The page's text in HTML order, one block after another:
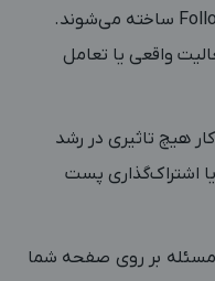
فالوور فیک یعنی حساب‌هایی که افراد واقعی نیستند و به طور مصنوعی برای بالا بردن تعداد Followers ساخته می‌شوند.
واقعی یا تعامل
هیچ تاثیری در رشد
اشتراک‌گذاری پست
مسئله بر روی صفحه شما